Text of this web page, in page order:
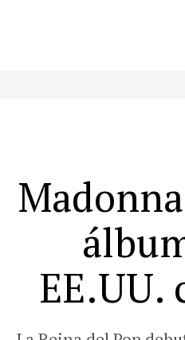
EE.UU.